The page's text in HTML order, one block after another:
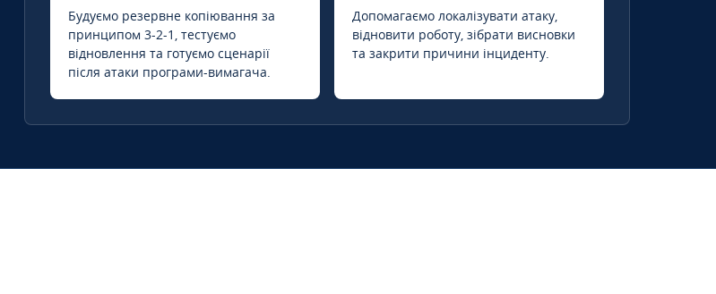
Будуємо резервне копіювання за
принципом 3-2-1, тестуємо
відновлення та готуємо сценарії
після атаки програми-вимагача.
Допомагаємо локалізувати атаку,
відновити роботу, зібрати висновки
та закрити причини інциденту.